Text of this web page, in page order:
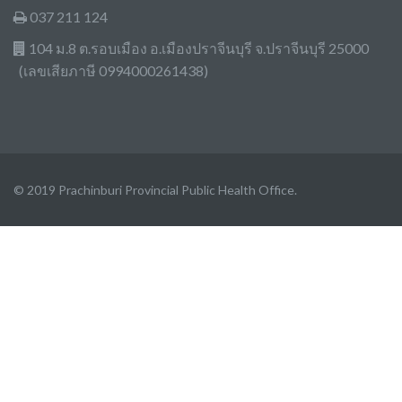
037 211 124
104 ม.8 ต.รอบเมือง อ.เมืองปราจีนบุรี จ.ปราจีนบุรี 25000
(เลขเสียภาษี 0994000261438)
© 2019 Prachinburi Provincial Public Health Office.